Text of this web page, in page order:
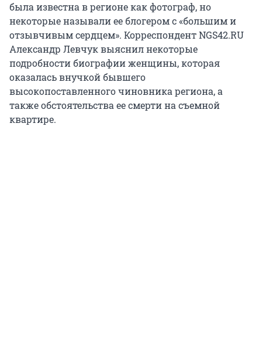
была известна в регионе как фотограф, но
некоторые называли ее блогером с «большим и
отзывчивым сердцем». Корреспондент NGS42.RU
Александр Левчук выяснил некоторые
подробности биографии женщины, которая
оказалась внучкой бывшего
высокопоставленного чиновника региона, а
также обстоятельства ее смерти на съемной
квартире.